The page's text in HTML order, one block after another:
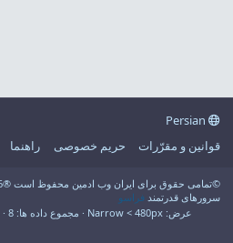
قوانین و مقرّرات
حریم خصوصی راهنما
سرورهای قدرتمند فراسو
عرض
مجموع داده ها 8